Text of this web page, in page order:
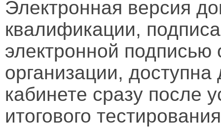
Электронная версия
квалификации,
электронной подписью
организации,
кабинете сразу после
итогового